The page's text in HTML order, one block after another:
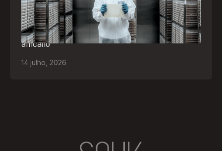
Empresa participará da FILDA 2026, em Luanda,
levando tecnologias brasileiras para tratamento de
feridas, ostomia e proteção cutânea ao mercado
africano
14 julho 2026